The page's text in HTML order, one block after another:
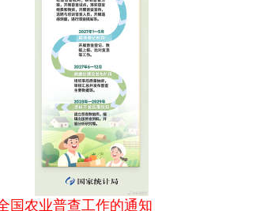
国农业普查工作的通知